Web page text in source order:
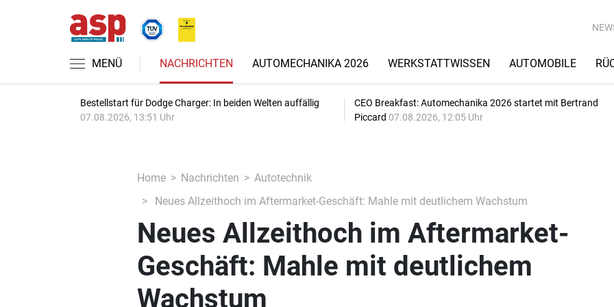
MENÜ NACHRICHTEN AUTOMECHANIKA 2026 WERKSTATTWISSEN AUTOMOBILE
Bestellstart für Dodge Charger: In beiden Welten auffällig
07.08.2026, 13:51 Uhr
CEO Breakfast: Automechanika 2026 startet mit Bertrand
Piccard 07.08.2026, 12:05 Uhr
Home Nachrichten
Autotechnik
Neues Allzeithoch im Aftermarket-Geschäft: Mahle mit deutlichem Wachstum
Neues Allzeithoch im Aftermarket-
Geschäft: Mahle mit deutlichem
Wachstum